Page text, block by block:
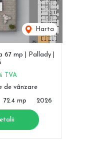
Harta
mp | Pallady |
TVA
de vânzare
72.4 mp 2026